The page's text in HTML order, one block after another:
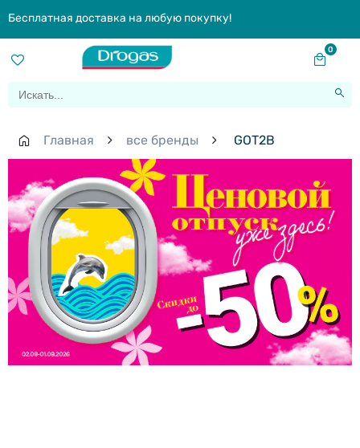
Бесплатная доставка на любую покупку!
0
Главная все бренды GOT2B